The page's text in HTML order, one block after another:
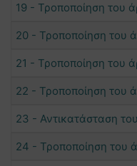
19 - Τροποποίηση του
20 - Τροποποίηση του
21 - Τροποποίηση του
22 - Τροποποίηση του
23 - Αντικατάσταση
24 - Τροποποίηση του